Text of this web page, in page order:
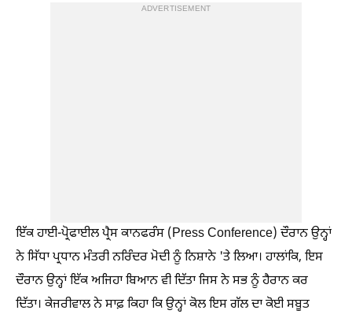
ADVERTISEMENT
ਇੱਕ ਹਾਈ-ਪ੍ਰੋਫਾਈਲ ਪ੍ਰੈਸ ਕਾਨਫਰੰਸ (Press Conference) ਦੌਰਾਨ ਉਨ੍ਹਾਂ
ਨੇ ਸਿੱਧਾ ਪ੍ਰਧਾਨ ਮੰਤਰੀ ਨਰਿੰਦਰ ਮੋਦੀ ਨੂੰ ਨਿਸ਼ਾਨੇ 'ਤੇ ਲਿਆ। ਹਾਲਾਂਕਿ, ਇਸ
ਦੌਰਾਨ ਉਨ੍ਹਾਂ ਇੱਕ ਅਜਿਹਾ ਬਿਆਨ ਵੀ ਦਿੱਤਾ ਜਿਸ ਨੇ ਸਭ ਨੂੰ ਹੈਰਾਨ ਕਰ
ਦਿੱਤਾ। ਕੇਜਰੀਵਾਲ ਨੇ ਸਾਫ਼ ਕਿਹਾ ਕਿ ਉਨ੍ਹਾਂ ਕੋਲ ਇਸ ਗੱਲ ਦਾ ਕੋਈ ਸਬੂਤ